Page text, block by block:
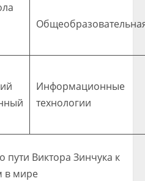
Информационные
технологии
пути Виктора Зинчука к
в мире